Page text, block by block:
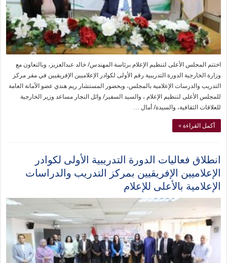
اختتم المجلس الأعلى لتنظيم الإعلام برئاسة المهندس/ خالد عبدالعزيز، وبالتعاون مع
وزارة الخارجية الدورة التدريبية رقم الأولى لكوادر الإعلاميين الإفريقيين في مقر مركز
التدريب والدرسات الإعلامية بالمجلس، وبحضور المستشار ريم هندي عضو الأمانة العامة
للمجلس الأعلى لتنظيم الإعلام ، والسيد السفير/ وائل النجار مساعد وزير الخارجية
للعلاقات الثقافية، والسيدة/ أمال …
أكمل القراءة »
انطلاق فعاليات الدورة التدريبية الأولى لكوادر
الإعلاميين الإفريقيين بمركز التدريب والدراسات
الإعلامية بالأعلى للإعلام